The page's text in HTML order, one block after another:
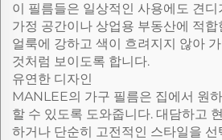
이 필름들은 일상적인 사용에도 견
가정 공간이나 상업용 부동산에 적
얼룩에 강하고 색이 흐려지지 않아
것처럼 보이도록 합니다.
유연한 디자인
MANLEE의 가구 필름은 집에서 원
할 수 있도록 도와줍니다. 대담하고
하거나 단순히 고전적인 스타일을 선